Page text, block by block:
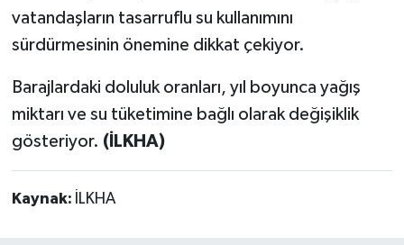
vatandaşların tasarruflu su kullanımını
sürdürmesinin önemine dikkat çekiyor.
Barajlardaki doluluk oranları, yıl boyunca yağış
miktarı ve su tüketimine bağlı olarak değişiklik
gösteriyor. (İLKHA)
Kaynak: İLKHA